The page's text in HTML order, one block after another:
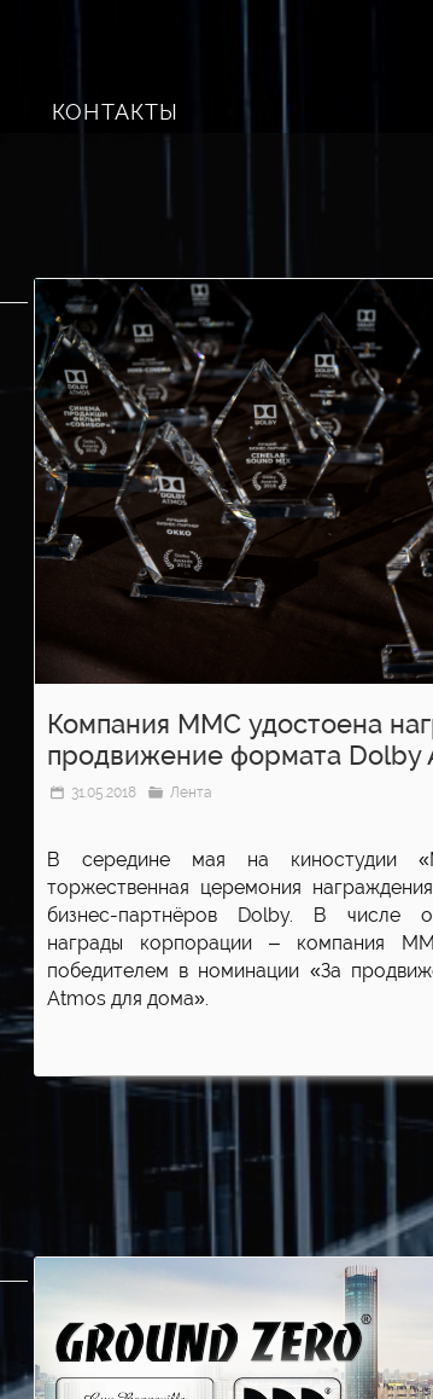
КОНТАКТЫ
Компания ММС удостоена
продвижение формата Dolby
31.05.2018 Лента
В середине мая на киностудии
торжественная церемония
бизнес-партнёров Dolby. В числе
награды корпорации – компания
победителем в номинации «За
Atmos для дома».